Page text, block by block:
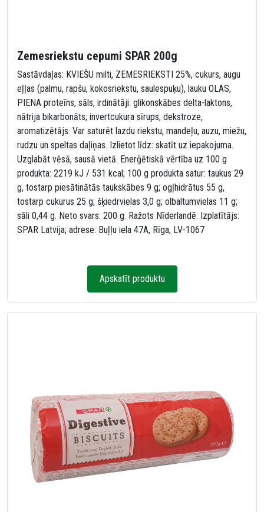
Zemesriekstu cepumi SPAR 200g
Sastāvdaļas: KVIEŠU milti, ZEMESRIEKSTI 25%, cukurs, augu
eļļas (palmu, rapšu, kokosriekstu, saulespuķu), lauku OLAS,
PIENA proteīns, sāls, irdinātāji: glikonskābes delta-laktons,
nātrija bikarbonāts; invertcukura sīrups, dekstroze,
aromatizētājs. Var saturēt lazdu riekstu, mandeļu, auzu, miežu,
rudzu un speltas daļiņas. Izlietot līdz: skatīt uz iepakojuma.
Uzglabāt vēsā, sausā vietā. Enerģētiskā vērtība uz 100 g
produkta: 2219 kJ / 531 kcal; 100 g produkta satur: taukus 29
g, tostarp piesātinātās taukskābes 9 g; ogļhidrātus 55 g,
tostarp cukurus 25 g; šķiedrvielas 3,0 g; olbaltumvielas 11 g;
sāli 0,44 g. Neto svars: 200 g. Ražots Nīderlandē. Izplatītājs:
SPAR Latvija; adrese: Buļļu iela 47A, Rīga, LV-1067
Apskatīt produktu